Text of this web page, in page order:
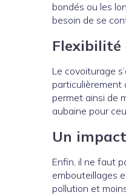
bondés ou les
besoin de se
Le covoiturage
particulièrement
permet ainsi de
aubaine pour
Un
Enfin, il ne faut
embouteillages
pollution et